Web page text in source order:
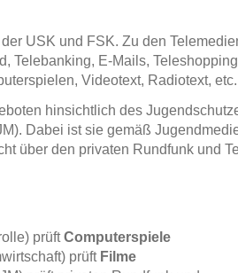
USK und FSK. Zu den
Telebanking, E-Mails,
Videotext, Radiotext, etc.
hinsichtlich des
Dabei ist sie gemäß
über den privaten Rundfunk und
prüftComputerspiele
prüft Filme